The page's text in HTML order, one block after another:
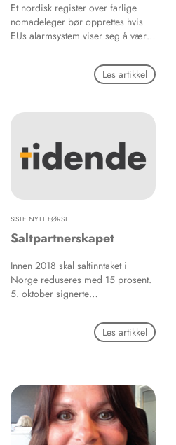
Et nordisk register over farlige
nomadeleger bør opprettes hvis
EUs alarmsystem viser seg å være
kompromisset aksepterte Nordisk
råds velferdsutvalg 27. oktober før
Les artikkel
SISTE NYTT FØRST
Saltpartnerskapet
Innen 2018 skal saltinntaket i
Norge reduseres med 15 prosent.
5. oktober signerte
forskningsmiljøer, bransje- og
på tvers av norske myndigheter,
organisasjoner og næringsliv,
melder Helsedirektoratet.
Les artikkel